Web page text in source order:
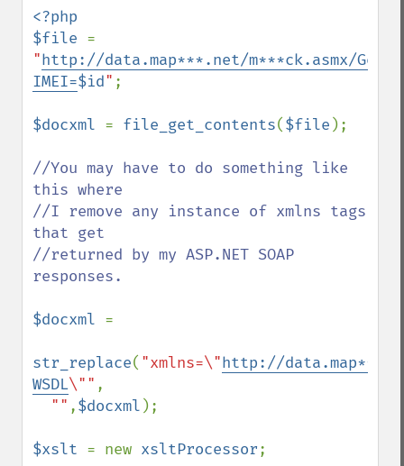
<?php
$file
"http://data.map***.net/m***ck.asmx/
IMEI=$id" ;
$docxml = file_get_contents($file );
//You may have to do something like
this where
//I remove any instance of xmlns tags
that get
//returned by my ASP.NET SOAP
responses.
$docxml =
str_replace( "xmlns=\"http://
WSDL\"" ,
"" ,$docxml );
$xslt = new xsltProcessor;